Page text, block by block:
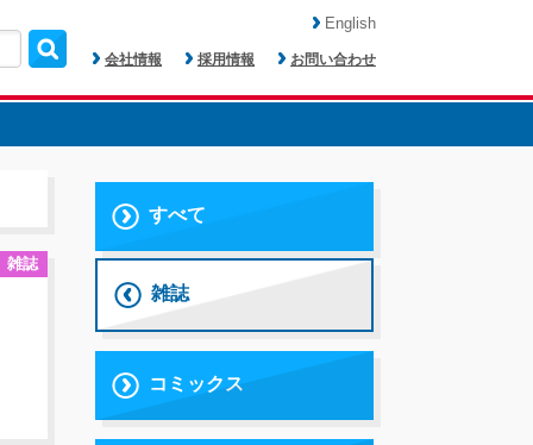
会社情報 採用情報 お問い合わせ
English
すべて
雑誌
コミックス
雑誌